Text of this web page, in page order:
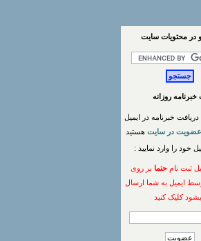
در محتويات سايت
خبرنامه روزانه
دریافت خبرنامه در ایمیل
عضویت در سایت هستید
خود را وارد نمایید :
ثبت نام حتما بر روی
ایمیل به شما ارسال
کلیک کنید